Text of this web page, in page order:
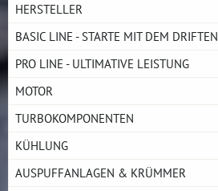
HERSTELLER
BASIC LINE - STARTE MIT DEM DRIFTEN
PRO LINE - ULTIMATIVE LEISTUNG
MOTOR
TURBOKOMPONENTEN
KÜHLUNG
AUSPUFFANLAGEN & KRÜMMER